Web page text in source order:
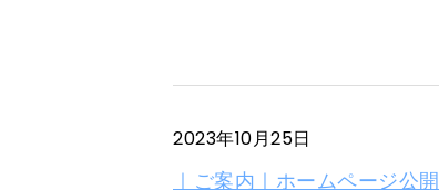
2023年10月25日
｜ご案内｜ホームページ公開